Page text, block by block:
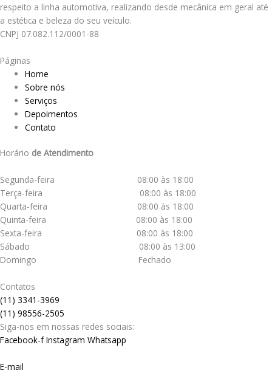
respeito a linha automotiva, realizando desde mecânica em geral até
a estética e beleza do seu veículo.
CNPJ 07.082.112/0001-88
Páginas
Home
Sobre nós
Serviços
Depoimentos
Contato
Horário de Atendimento
Segunda-feira 08:00 às 18:00
Terça-feira 08:00 às 18:00
Quarta-feira 08:00 às 18:00
Quinta-feira 08:00 às 18:00
Sexta-feira 08:00 às 18:00
Sábado 08:00 às 13:00
Domingo Fechado
Contatos
(11) 3341-3969
(11) 98556-2505
Siga-nos em nossas redes sociais:
Facebook-fInstagram Whatsapp
E-mail